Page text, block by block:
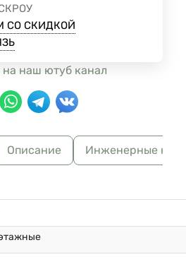
СО СКИДКОЙ
на наш ютуб канал
Описание Инженерные